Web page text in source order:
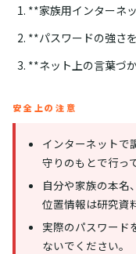
**家族用インターネ
**パスワードの強さ
**ネット上の言葉づ
安全上の注意
インターネットで
守りのもとで行っ
自分や家族の本名
位置情報は研究資
実際のパスワード
ないでください。